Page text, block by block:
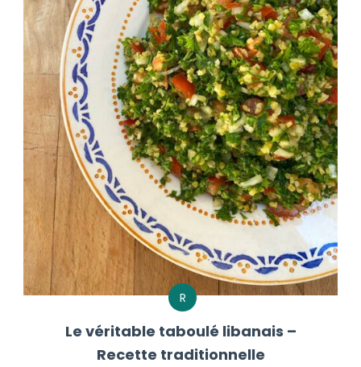
R
Le véritable taboulé libanais –
Recette traditionnelle